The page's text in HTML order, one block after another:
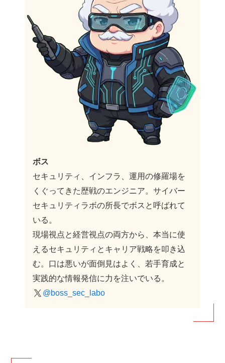
ボス
セキュリティ、インフラ、運用の修羅場を
くぐってきた歴戦のエンジニア。サイバー
セキュリティラボの所長でボスと呼ばれて
いる。
現場視点と経営視点の両方から、本当に使
えるセキュリティとキャリア戦略を叩き込
む。口は悪いが面倒見はよく、若手育成と
実践的な情報発信に力を注いでいる。
@boss_sec_labo